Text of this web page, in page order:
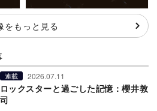
をもっと見る
連載 2026.07.11
ロックスターと過ごした記憶：櫻井敦
司